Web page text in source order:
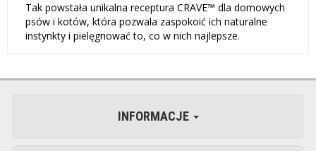
Tak powstała unikalna receptura CRAVE™ dla domowych
psów i kotów, która pozwala zaspokoić ich naturalne
instynkty i pielęgnować to, co w nich najlepsze.
INFORMACJE